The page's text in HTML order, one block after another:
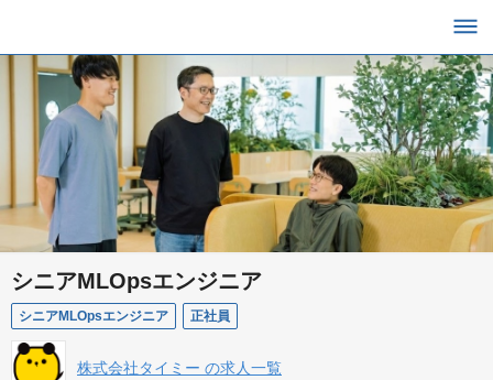
シニアMLOpsエンジニア
シニアMLOpsエンジニア 正社員
株式会社タイミー の求人一覧